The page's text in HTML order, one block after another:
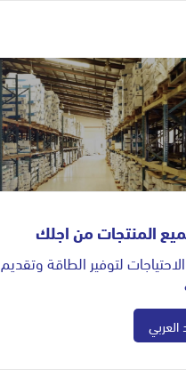
المنتجات من اجلك
لتوفير الطاقة وتقديم
العربي